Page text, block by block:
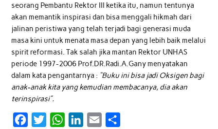
seorang Pembantu Rektor III ketika itu, namun tentunya
akan memantik inspirasi dan bisa menggali hikmah dari
jalinan peristiwa yang telah terjadi bagi generasi muda
masa kini untuk menata masa depan yang lebih baik melalui
spirit reformasi. Tak salah jika mantan Rektor UNHAS
periode 1997-2006 Prof.DR.Radi.A.Gany menyatakan
dalam kata pengantarnya : “Buku ini bisa jadi Oksigen bagi
anak-anak kita yang kemudian membacanya, dia akan
terinspirasi”.
W